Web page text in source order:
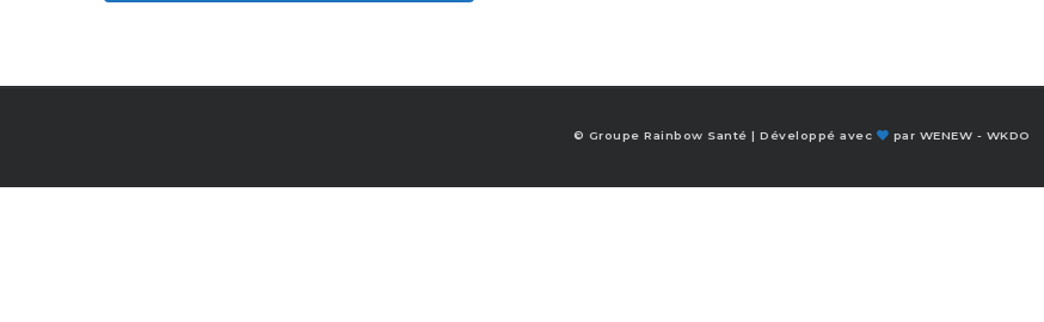
© Groupe Rainbow Santé | Développé avec par WENEW - WKDO